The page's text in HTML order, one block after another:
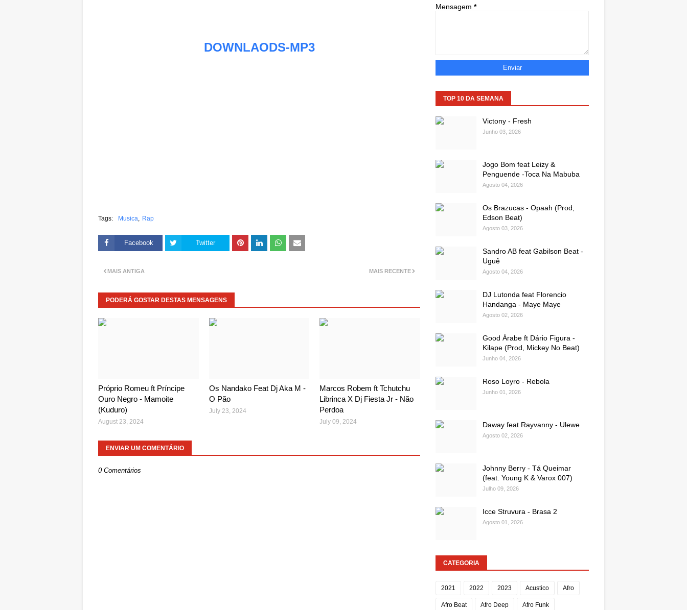
DOWNLAODS-MP3
Tags: Musica Rap
Facebook Twitter
MAIS RECENTE
MAIS ANTIGA
PODERÁ GOSTAR DESTAS MENSAGENS
Próprio Romeu ft Príncipe
Ouro Negro - Mamoite
(Kuduro)
August 23, 2024
Os Nandako Feat Dj Aka M -
O Pão
July 23, 2024
Marcos Robem ft Tchutchu
Librinca X Dj Fiesta Jr - Não
Perdoa
July 09, 2024
ENVIAR UM COMENTÁRIO
0 Comentários
Mensagem *
TOP 10 DA SEMANA
Victony - Fresh
Junho 03, 2026
Jogo Bom feat Leizy &
Penguende -Toca Na Mabuba
Agosto 04, 2026
Os Brazucas - Opaah (Prod,
Edson Beat)
Agosto 03, 2026
Sandro AB feat Gabilson Beat -
Uguê
Agosto 04, 2026
DJ Lutonda feat Florencio
Handanga - Maye Maye
Agosto 02, 2026
Good Árabe ft Dário Figura -
Kilape (Prod, Mickey No Beat)
Junho 04, 2026
Roso Loyro - Rebola
Junho 01, 2026
Daway feat Rayvanny - Ulewe
Agosto 02, 2026
Johnny Berry - Tá Queimar
(feat. Young K & Varox 007)
Julho 09, 2026
Icce Struvura - Brasa 2
Agosto 01, 2026
CATEGORIA
2021 2022 2023 Acustico Afro
Afro Beat Afro Deep Afro Funk